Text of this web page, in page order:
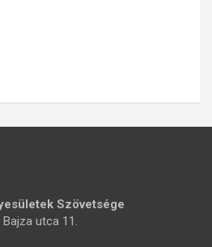
Szövetsége
utca 11.